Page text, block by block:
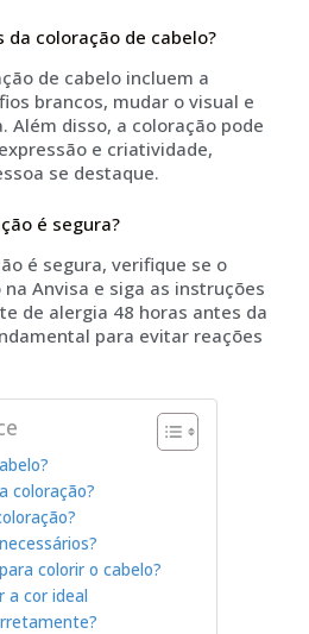
da coloração de cabelo?
de cabelo incluem a
brancos, mudar o visual e
Além disso, a coloração pode
e criatividade,
se destaque.
é segura?
é segura, verifique se o
Anvisa e siga as instruções
de alergia 48 horas antes da
para evitar reações
coloração?
colorir o cabelo?
a cor ideal